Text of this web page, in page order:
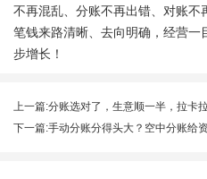
不再混乱、分账不再出错、对账
笔钱来路清晰、去向明确，经营一
步增长！
上一篇:分账选对了，生意顺一半，拉卡
下一篇:手动分账分得头大？空中分账给